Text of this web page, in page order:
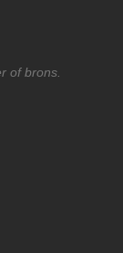
of brons.